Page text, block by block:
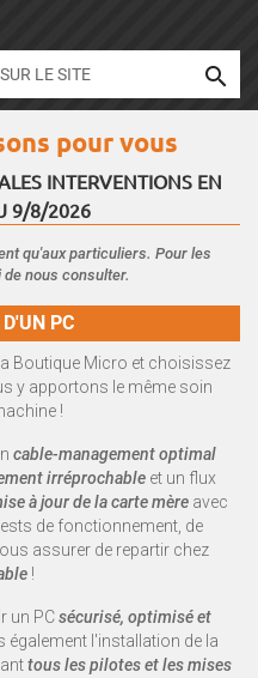

pour vous
INTERVENTIONS EN
9/8/2026
qu'aux particuliers. Pour les
nous consulter.
PC
Boutique Micro et choisissez
y apportons le même soin
!
cable-management optimal
irréprochable et un flux
à jour de la carte mère avec
de fonctionnement, de
assurer de repartir chez
!
un PCsécurisé, optimisé et
également l'installation de la
tous les pilotes et les mises